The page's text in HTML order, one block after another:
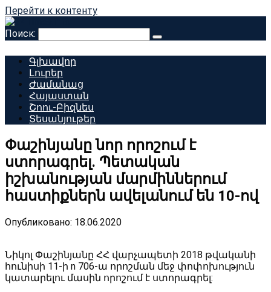
Перейти к контенту
Поиск:
Գլխավոր
Լուրեր
Ժամանաց
Հայաստան
Շոու-Բիզնես
Տեսանյութեր
Փաշինյանը նոր որոշում է
ստորագրել. Պետական
իշխանության մարմիններում
հաստիքներն ավելանում են 10-ով
Опубликовано: 18.06.2020
Նիկոլ Փաշինյանը ՀՀ վարչապետի 2018 թվականի
հունիսի 11-ի n 706-ա որոշման մեջ փոփոխություն
կատարելու մասին որոշում է ստորագրել: